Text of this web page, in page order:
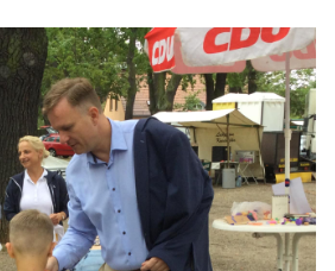
CDU Brandenburg
CDU Potsdam